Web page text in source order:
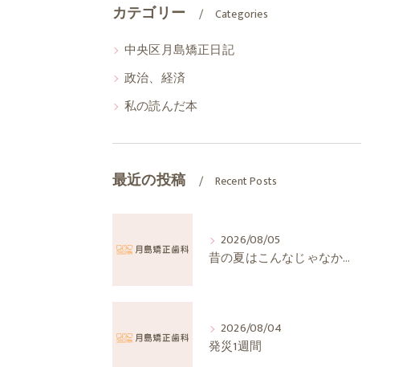
カテゴリー Categories
中央区月島矯正日記
政治、経済
私の読んだ本
最近の投稿 Recent Posts
2026/08/05
昔の夏はこんなじゃなかったか
2026/08/04
発災1週間